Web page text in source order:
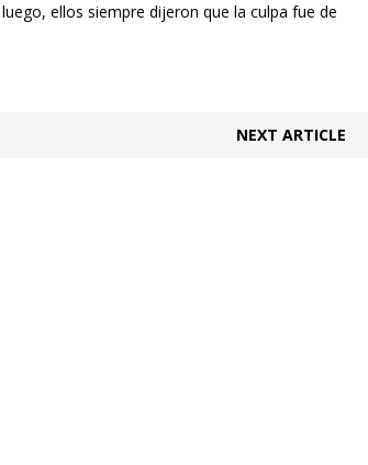
ellos siempre dijeron que la culpa fue de
NEXT ARTICLE